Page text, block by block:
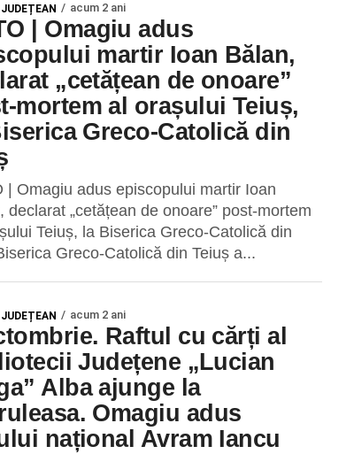
acum 2 ani
| Omagiu adus
martir Ioan Bălan,
„cetățean de onoare”
mortem al orașului Teiuș,
Greco-Catolică din
| Omagiu adus episcopului martir Ioan
declarat „cetățean de onoare” post-mortem
Teiuș, la Biserica Greco-Catolică din
Greco-Catolică din Teiuș a...
acum 2 ani
Raftul cu cărți al
Județene „Lucian
Alba ajunge la
Omagiu adus
național Avram Iancu